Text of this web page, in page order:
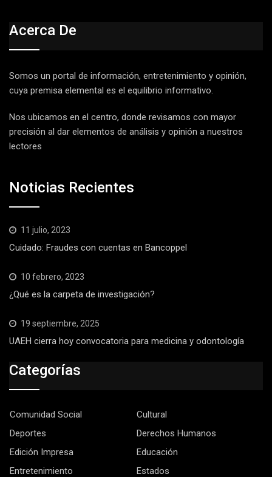
Acerca De
Somos un portal de información, entretenimiento y opinión,
cuya premisa elemental es el equilibrio informativo.
Nos ubicamos en el centro, donde revisamos con mayor
precisión al dar elementos de análisis y opinión a nuestros
lectores
Noticias Recientes
11 julio, 2023
Cuidado: Fraudes con cuentas en Bancoppel
10 febrero, 2023
¿Qué es la carpeta de investigación?
19 septiembre, 2025
UAEH cierra hoy convocatoria para medicina y odontología
Categorías
Comunidad Social
Cultural
Deportes
Derechos Humanos
Edición Impresa
Educación
Entretenimiento
Estados